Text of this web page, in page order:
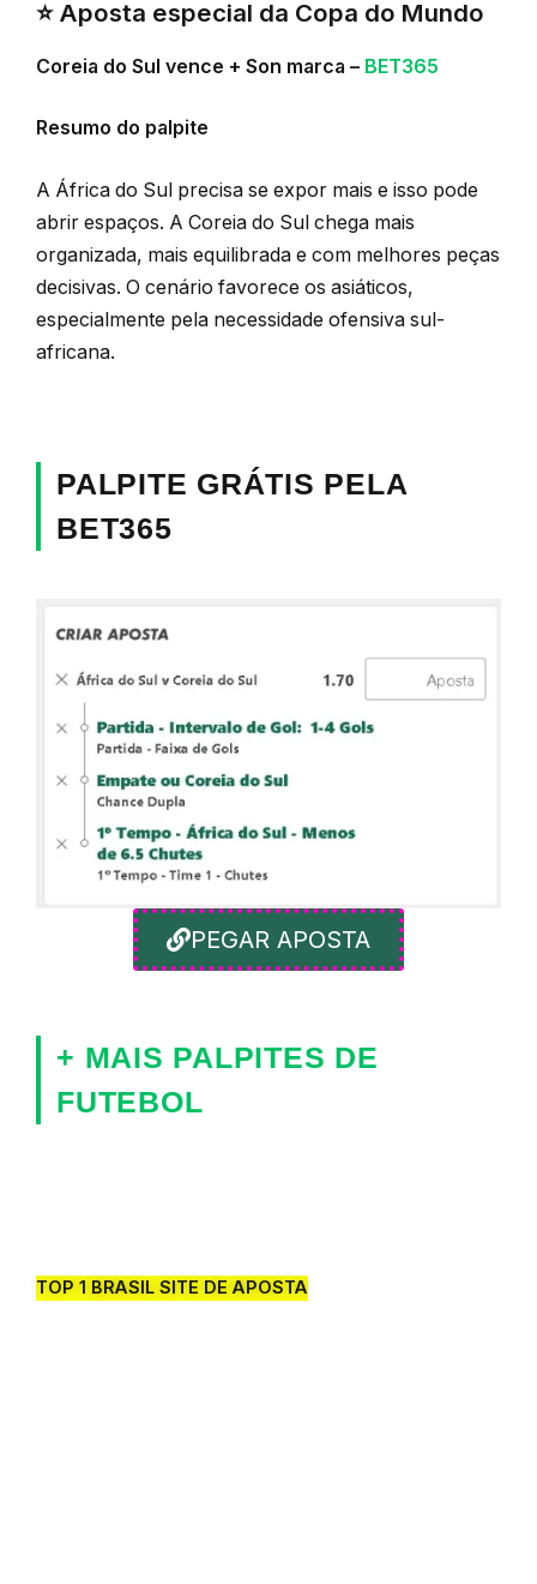
⭐ Aposta especial da Copa do Mundo
Coreia do Sul vence + Son marca – BET365
Resumo do palpite
A África do Sul precisa se expor mais e isso pode
abrir espaços. A Coreia do Sul chega mais
organizada, mais equilibrada e com melhores peças
decisivas. O cenário favorece os asiáticos,
especialmente pela necessidade ofensiva sul-
africana.
PALPITE GRÁTIS PELA
BET365
PEGAR APOSTA
+ MAIS PALPITES DE
FUTEBOL
TOP 1 BRASIL SITE DE APOSTA